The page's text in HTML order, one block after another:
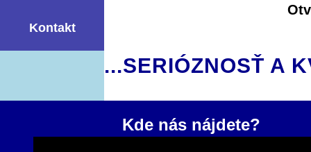
Kontakt
...SERIÓZNOSŤ A
Kde nás nájdete?